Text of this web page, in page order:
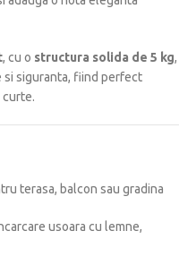
, cu o structura solida de 5 kg,
siguranta, fiind perfect
curte.
terasa, balcon sau gradina
usoara cu lemne,